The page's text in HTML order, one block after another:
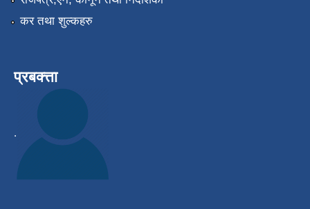
कर तथा शुल्कहरु
प्रबक्त्ता
.